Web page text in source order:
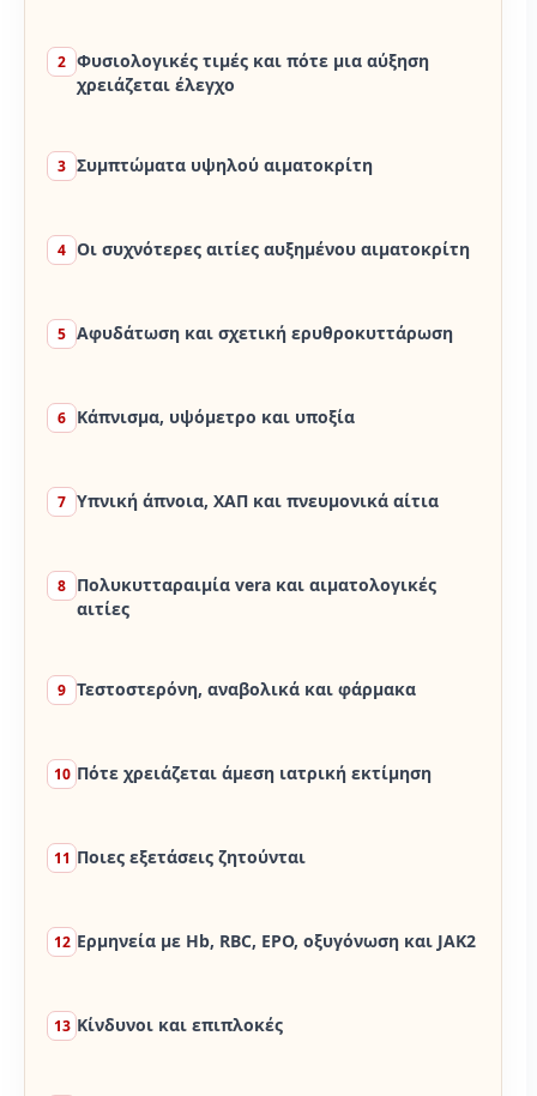
2 Φυσιολογικές τιμές και πότε μια αύξηση
χρειάζεται έλεγχο
3 Συμπτώματα υψηλού αιματοκρίτη
4 Οι συχνότερες αιτίες αυξημένου αιματοκρίτη
5 Αφυδάτωση και σχετική ερυθροκυττάρωση
6 Κάπνισμα, υψόμετρο και υποξία
7 Υπνική άπνοια, ΧΑΠ και πνευμονικά αίτια
8 Πολυκυτταραιμία vera και αιματολογικές
αιτίες
9 Τεστοστερόνη, αναβολικά και φάρμακα
10 Πότε χρειάζεται άμεση ιατρική εκτίμηση
11 Ποιες εξετάσεις ζητούνται
12 Ερμηνεία με Hb, RBC, EPO, οξυγόνωση και JAK2
13 Κίνδυνοι και επιπλοκές